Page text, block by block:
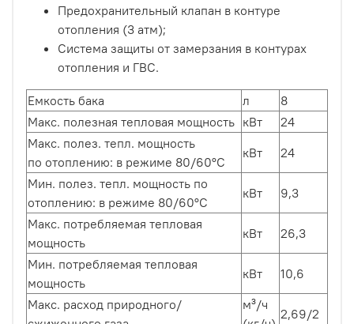
Предохранительный клапан в контуре
отопления (3 атм);
Система защиты от замерзания в контурах
отопления и ГВС.
Емкость бака л
8
Макс. полезная тепловая мощность кВт
24
Макс. полез. тепл. мощность
по отоплению: в режиме 80/60°С
кВт
24
Мин. полез. тепл. мощность по
отоплению: в режиме 80/60°С
кВт
9,3
Макс. потребляемая тепловая
мощность
кВт
26,3
Мин. потребляемая тепловая
мощность
кВт
10,6
Макс. расход природного/
м³/ч
2,69/2